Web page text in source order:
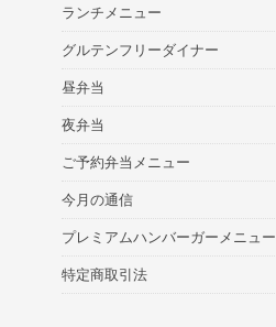
ランチメニュー
グルテンフリーダイナー
昼弁当
夜弁当
ご予約弁当メニュー
今月の通信
プレミアムハンバーガーメニュー
特定商取引法